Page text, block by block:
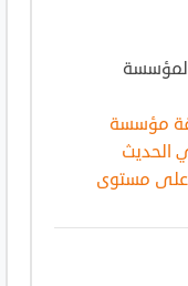
المؤسسة
مؤسسة
الحديث
على مستوى